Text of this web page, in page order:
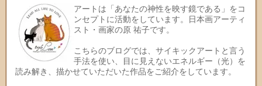
アートは「あなたの神性を映す鏡である」をコ
ンセプトに活動をしています。日本画アーティ
スト・画家の原 祐子です。
こちらのブログでは、サイキックアートと言う
手法を使い、目に見えないエネルギー（光）を
読み解き、描かせていただいた作品をご紹介をしています。